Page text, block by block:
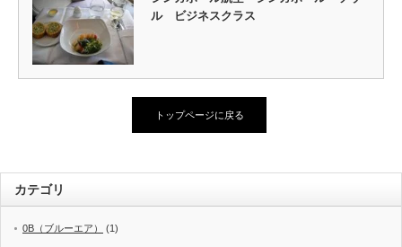
ル ビジネスクラス
トップページに戻る
カテゴリ
0B（ブルーエア） (1)